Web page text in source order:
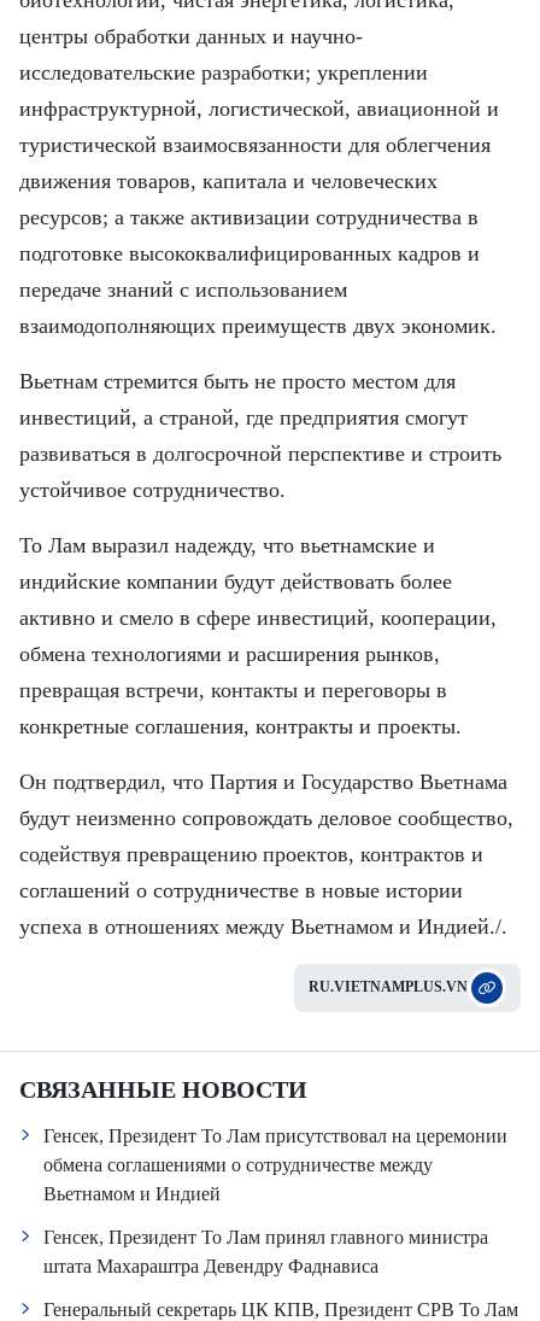
центры обработки данных и научно-
исследовательские разработки; укреплении
инфраструктурной, логистической, авиационной и
туристической взаимосвязанности для облегчения
движения товаров, капитала и человеческих
ресурсов; а также активизации сотрудничества в
подготовке высококвалифицированных кадров и
передаче знаний с использованием
взаимодополняющих преимуществ двух экономик.
Вьетнам стремится быть не просто местом для
инвестиций, а страной, где предприятия смогут
развиваться в долгосрочной перспективе и строить
устойчивое сотрудничество.
То Лам выразил надежду, что вьетнамские и
индийские компании будут действовать более
активно и смело в сфере инвестиций, кооперации,
обмена технологиями и расширения рынков,
превращая встречи, контакты и переговоры в
конкретные соглашения, контракты и проекты.
Он подтвердил, что Партия и Государство Вьетнама
будут неизменно сопровождать деловое сообщество,
содействуя превращению проектов, контрактов и
соглашений о сотрудничестве в новые истории
успеха в отношениях между Вьетнамом и Индией./.
RU.VIETNAMPLUS.VN
СВЯЗАННЫЕ НОВОСТИ
Генсек, Президент То Лам присутствовал на церемонии
обмена соглашениями о сотрудничестве между
Вьетнамом и Индией
Генсек, Президент То Лам принял главного министра
штата Махараштра Девендру Фаднависа
Генеральный секретарь ЦК КПВ, Президент СРВ То Лам